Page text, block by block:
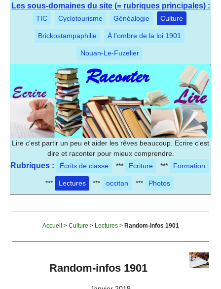
Les sous-domaines du site (= rubriques principales) :
TIC Cyclotourisme Généalogie Culture
Brickostampaphilie À l’ombre de la loi 1901
Nouan-Le-Fuzelier
Lire c'est partir un peu et aider les rêves beaucoup. Ecrire c'est
dire et raconter pour mieux comprendre.
Rubriques : Écrits de classe *** Ecriture *** Formation
*** Lectures *** occitan *** Photos
Accueil > Culture > Lectures> Random-infos 1901
Random-infos 1901